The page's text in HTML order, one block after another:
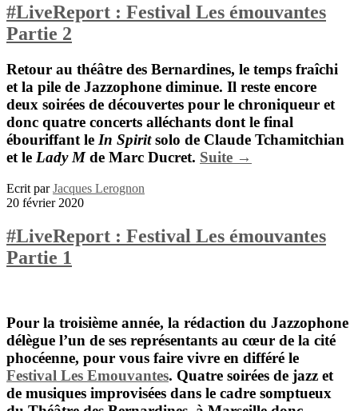
#LiveReport : Festival Les émouvantes
Partie 2
Retour au théâtre des Bernardines, le temps fraîchi
et la pile de Jazzophone diminue. Il reste encore
deux soirées de découvertes pour le chroniqueur et
donc quatre concerts alléchants dont le final
ébouriffant le In Spiritsolo de Claude Tchamitchian
et le Lady Mde Marc Ducret. Suite →
Ecrit parJacques Lerognon
20 février 2020
#LiveReport : Festival Les émouvantes
Partie 1
Pour la troisième année, la rédaction du Jazzophone
délègue l’un de ses représentants au cœur de la cité
phocéenne, pour vous faire vivre en différé le
Festival Les Emouvantes. Quatre soirées de jazz et
de musiques improvisées dans le cadre somptueux